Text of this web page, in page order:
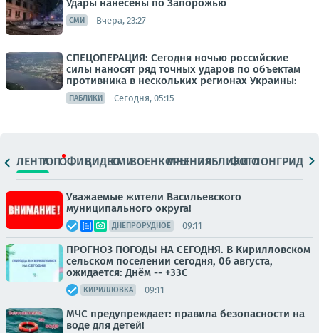
Удары нанесены по Запорожью
СМИ Вчера, 23:27
СПЕЦОПЕРАЦИЯ: Сегодня ночью российские
силы наносят ряд точных ударов по объектам
противника в нескольких регионах Украины:
ПАБЛИКИ Сегодня, 05:15
ЛЕНТАТОПОФИЦ.ВИДЕОСМИВОЕНКОРЫМНЕНИЯПАБЛИКИ
ФОТОЛОНГРИДЫ
Уважаемые жители Васильевского
муниципального округа!
ДНЕПРОРУДНОЕ 09:11
ПРОГНОЗ ПОГОДЫ НА СЕГОДНЯ. В Кирилловском
сельском поселении сегодня, 06 августа,
ожидается: Днём -- +33С
КИРИЛЛОВКА 09:11
МЧС предупреждает: правила безопасности на
воде для детей!